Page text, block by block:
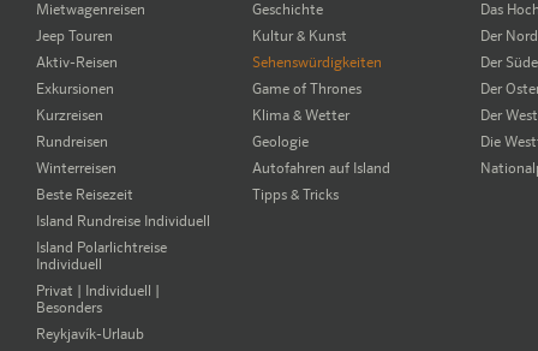
1
4
Mietwagenreisen
Jeep Touren
Aktiv-Reisen
Exkursionen
Kurzreisen
Rundreisen
Winterreisen
Beste Reisezeit
Island Rundreise Individuell
Island Polarlichtreise
Individuell
Privat | Individuell |
Besonders
Reykjavík-Urlaub
Geschichte
Kultur & Kunst
Sehenswürdigkeiten
Game of Thrones
Klima & Wetter
Geologie
Autofahren auf Island
Tipps & Tricks
Das
Der
Der
Der
Der
Die